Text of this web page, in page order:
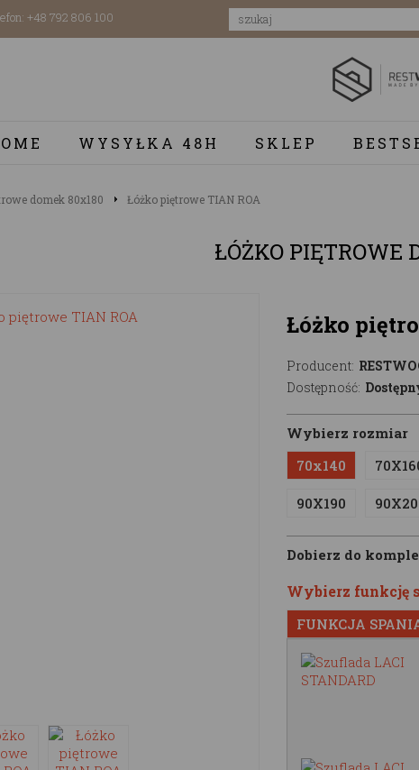
+48 792 806 100
WYSYŁKA 48H SKLEP
domek 80x180 Łóżko piętrowe TIAN ROA
ŁÓŻKO PIĘTROWE
Łóżko
Producent:
Dostępność:
Wybierz rozmiar
70x140
90X190
Dobierz do
Wybierz funkcję
FUNKCJA